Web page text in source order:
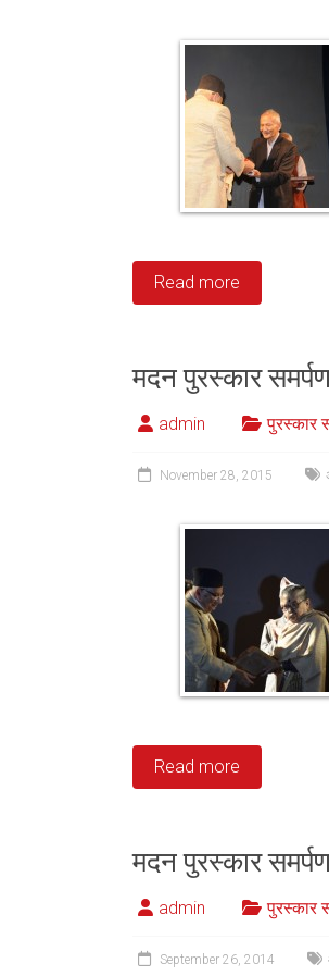
Read more
मदन पुरस्कार
admin पुरस्कार
November 28, 2015
Read more
मदन पुरस्कार
admin पुरस्कार
September 26, 2014